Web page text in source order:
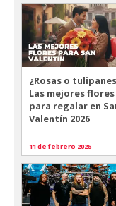
¿Rosas o
Las mejores flores
para regalar en
Valentín 2026
11 de febrero 2026